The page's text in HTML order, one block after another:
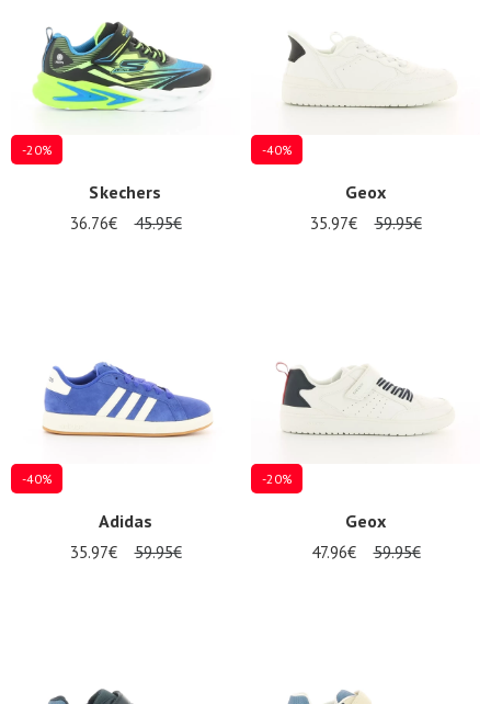
-20%
Skechers
36.76€ 45.95€
-40%
Geox
35.97€ 59.95€
-40%
Adidas
35.97€ 59.95€
-20%
Geox
47.96€ 59.95€